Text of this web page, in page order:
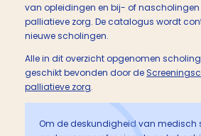
van opleidingen en bij- of
palliatieve zorg. De catalogus wordt
nieuwe scholingen.
Alle in dit overzicht opgenomen
geschikt bevonden door de
palliatieve zorg.
Om de deskundigheid van medisch